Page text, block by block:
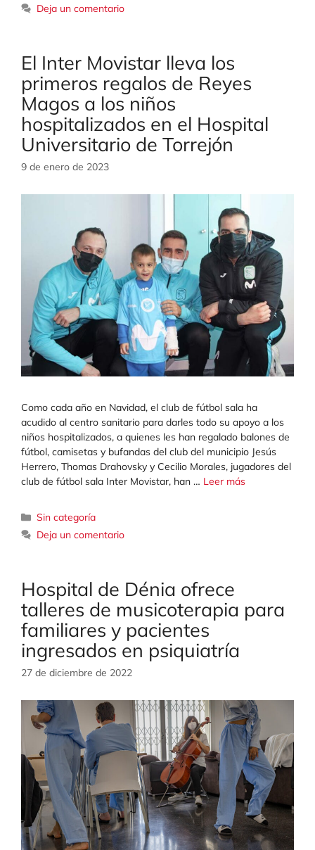
Deja un comentario
El Inter Movistar lleva los
primeros regalos de Reyes
Magos a los niños
hospitalizados en el Hospital
Universitario de Torrejón
9 de enero de 2023
Como cada año en Navidad, el club de fútbol sala ha
acudido al centro sanitario para darles todo su apoyo a los
niños hospitalizados, a quienes les han regalado balones de
fútbol, camisetas y bufandas del club del municipio Jesús
Herrero, Thomas Drahovsky y Cecilio Morales, jugadores del
club de fútbol sala Inter Movistar, han … Leer más
Categorías
Sin categoría
Deja un comentario
Hospital de Dénia ofrece
talleres de musicoterapia para
familiares y pacientes
ingresados en psiquiatría
27 de diciembre de 2022